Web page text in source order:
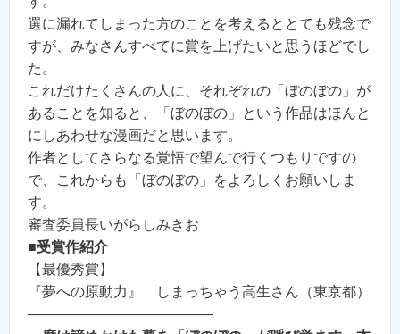
選に漏れてしまった方のことを考えるととても残念で
すが、みなさんすべてに賞を上げたいと思うほどでし
た。
これだけたくさんの人に、それぞれの「ぼのぼの」が
あることを知ると、「ぼのぼの」という作品はほんと
にしあわせな漫画だと思います。
作者としてさらなる覚悟で望んで行くつもりですの
で、これからも「ぼのぼの」をよろしくお願いしま
す。
審査委員長いがらしみきお
■受賞作紹介
【最優秀賞】
『夢への原動力』 しまっちゃう高生さん（東京都）
—————————————